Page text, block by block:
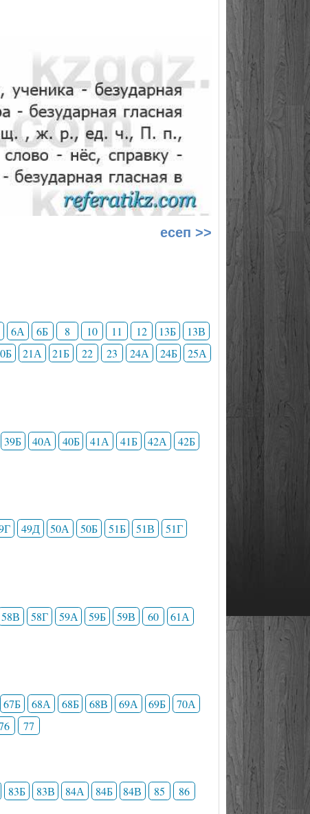
есеп >>
6А 6Б 8 10 11 12 13Б
13В
21А 21Б 22 23 24А 24Б
25А
39Б 40А 40Б 41А 41Б 42А
42Б
49Д 50А 50Б 51Б 51В
51Г
58В 58Г 59А 59Б 59В 60
61А
67Б 68А 68Б 68В 69А 69Б
70А
77
83Б 83В 84А 84Б 84В 85
86